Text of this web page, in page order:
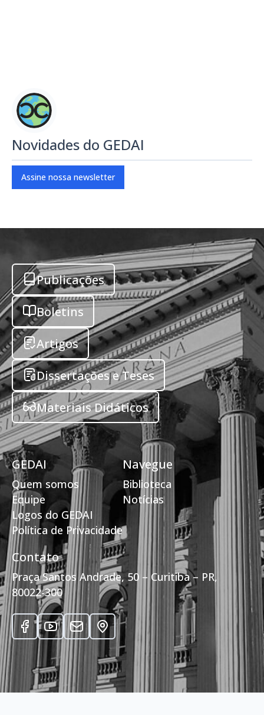
Novidades do GEDAI
Assine nossa newsletter
Publicações
Boletins
Artigos
Dissertações e Teses
Materiais Didáticos
GEDAI
Quem somos
Equipe
Logos do GEDAI
Política de Privacidade
Navegue
Biblioteca
Notícias
Contato
Praça Santos Andrade, 50 – Curitiba – PR,
80022-300